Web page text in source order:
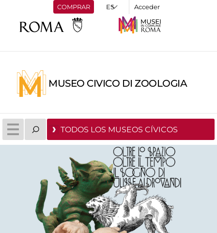
COMPRAR Acceder
MUSEO CIVICO DI ZOOLOGIA
TODOS LOS MUSEOS CÍVICOS